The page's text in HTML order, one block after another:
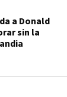
a Donald
sin la